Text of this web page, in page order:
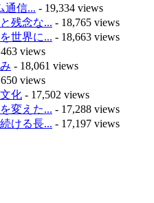
通信... - 19,334 views
残念な... - 18,765 views
世界に... - 18,663 views
views
- 18,061 views
views
化 - 17,502 views
変えた... - 17,288 views
ける長... - 17,197 views